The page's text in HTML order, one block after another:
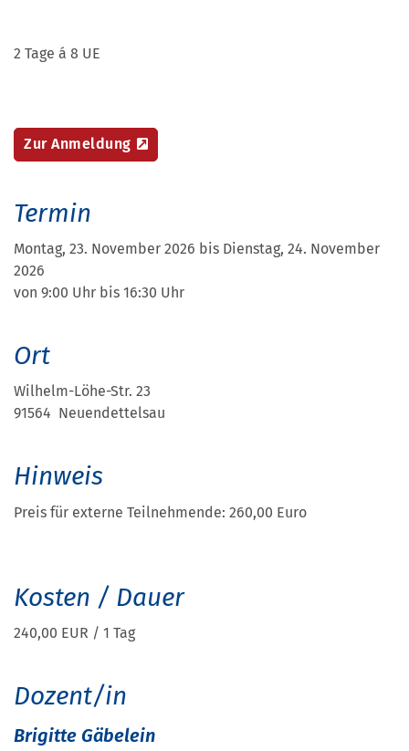
2 Tage á 8 UE
Zur Anmeldung
Termin
Montag, 23. November 2026 bis Dienstag, 24. November
2026
von 9:00 Uhr bis 16:30 Uhr
Ort
Wilhelm-Löhe-Str. 23
91564 Neuendettelsau
Hinweis
Preis für externe Teilnehmende: 260,00 Euro
Kosten / Dauer
240,00 EUR / 1 Tag
Dozent/in
Brigitte Gäbelein